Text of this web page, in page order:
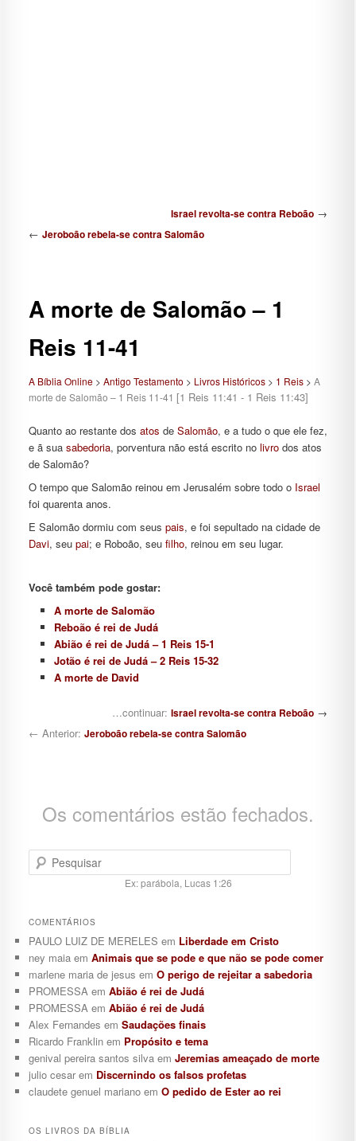
Israel revolta-se contra Reboão →
← Jeroboão rebela-se contra Salomão
A morte de Salomão – 1
Reis 11-41
A Bíblia Online> Antigo Testamento > Livros Históricos> 1 Reis> A
morte de Salomão – 1 Reis 11-41 [1 Reis 11:41 - 1 Reis 11:43]
Quanto ao restante dos atos de Salomão, e a tudo o que ele fez,
e ã sua sabedoria, porventura não está escrito no livrodos atos
de Salomão?
O tempo que Salomão reinou em Jerusalém sobre todo o Israel
foi quarenta anos.
E Salomão dormiu com seus pais, e foi sepultado na cidade de
Davi, seu pai; e Roboão, seu filho, reinou em seu lugar.
Você também pode gostar:
A morte de Salomão
Reboão é rei de Judá
Abião é rei de Judá – 1 Reis 15-1
Jotão é rei de Judá – 2 Reis 15-32
A morte de David
Navegação de posts…continuar: Israel revolta-se contra Reboão →
← Anterior: Jeroboão rebela-se contra Salomão
Os comentários estão fechados.
Pesquisar
Ex: parábola, Lucas 1:26
COMENTÁRIOS
PAULO LUIZ DE MERELES em Liberdade em Cristo
ney maiaem Animais que se pode e que não se pode comer
marlene maria de jesus em O perigo de rejeitar a sabedoria
PROMESSAem Abião é rei de Judá
PROMESSAem Abião é rei de Judá
Alex Fernandes em Saudações finais
Ricardo Franklinem Propósito e tema
genival pereira santos silvaem Jeremias ameaçado de morte
julio cesarem Discernindo os falsos profetas
claudete genuel marianoem O pedido de Ester ao rei
OS LIVROS DA BÍBLIA